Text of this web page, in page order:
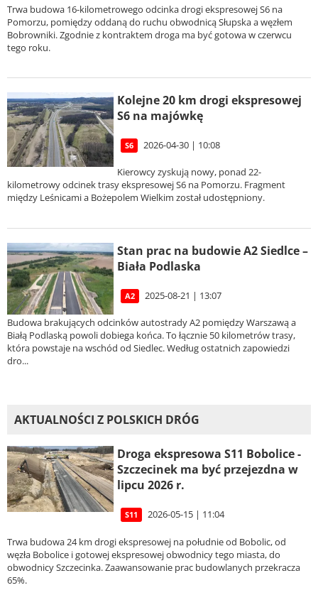
Trwa budowa 16-kilometrowego odcinka drogi ekspresowej S6 na
Pomorzu, pomiędzy oddaną do ruchu obwodnicą Słupska a węzłem
Bobrowniki. Zgodnie z kontraktem droga ma być gotowa w czerwcu
tego roku.
Kolejne 20 km drogi ekspresowej
S6 na majówkę
S6 2026-04-30 | 10:08
Kierowcy zyskują nowy, ponad 22-
kilometrowy odcinek trasy ekspresowej S6 na Pomorzu. Fragment
między Leśnicami a Bożepolem Wielkim został udostępniony.
Stan prac na budowie A2 Siedlce –
Biała Podlaska
A2 2025-08-21 | 13:07
Budowa brakujących odcinków autostrady A2 pomiędzy Warszawą a
Białą Podlaską powoli dobiega końca. To łącznie 50 kilometrów trasy,
która powstaje na wschód od Siedlec. Według ostatnich zapowiedzi
dro...
AKTUALNOŚCI Z POLSKICH DRÓG
Droga ekspresowa S11 Bobolice -
Szczecinek ma być przejezdna w
lipcu 2026 r.
S11 2026-05-15 | 11:04
Trwa budowa 24 km drogi ekspresowej na południe od Bobolic, od
węzła Bobolice i gotowej ekspresowej obwodnicy tego miasta, do
obwodnicy Szczecinka. Zaawansowanie prac budowlanych przekracza
65%.